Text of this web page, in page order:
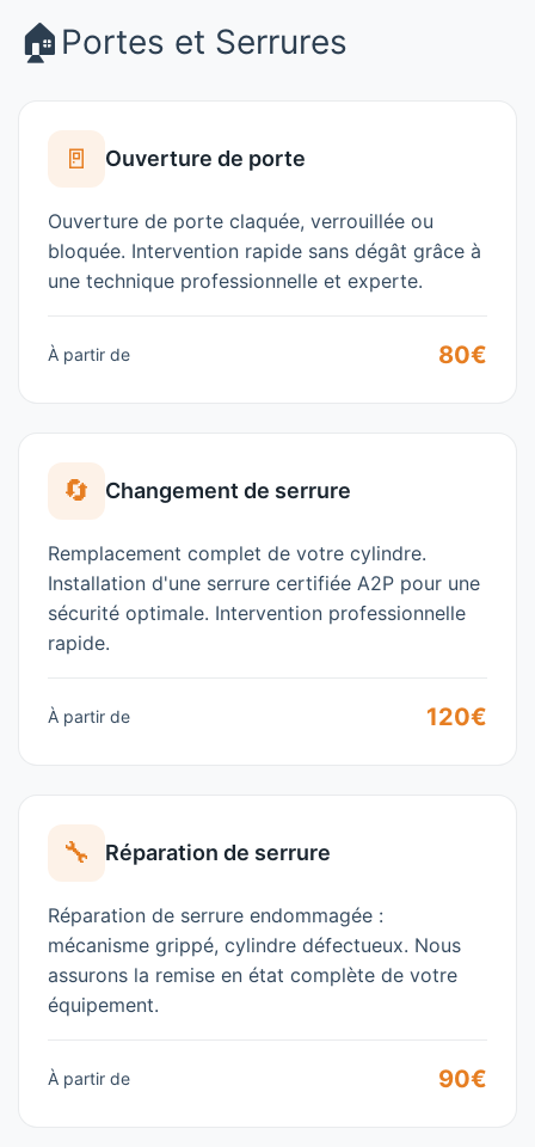
🏠 Portes et Serrures
🚪 Ouverture de porte
Ouverture de porte claquée, verrouillée ou
bloquée. Intervention rapide sans dégât grâce à
une technique professionnelle et experte.
À partir de 80€
🔄 Changement de serrure
Remplacement complet de votre cylindre.
Installation d'une serrure certifiée A2P pour une
sécurité optimale. Intervention professionnelle
rapide.
À partir de 120€
🔧 Réparation de serrure
Réparation de serrure endommagée :
mécanisme grippé, cylindre défectueux. Nous
assurons la remise en état complète de votre
équipement.
À partir de 90€